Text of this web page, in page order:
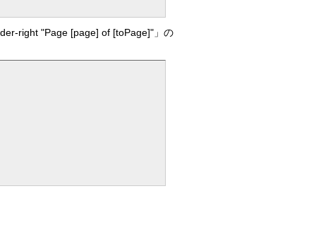
right "Page [page] of [toPage]"」の